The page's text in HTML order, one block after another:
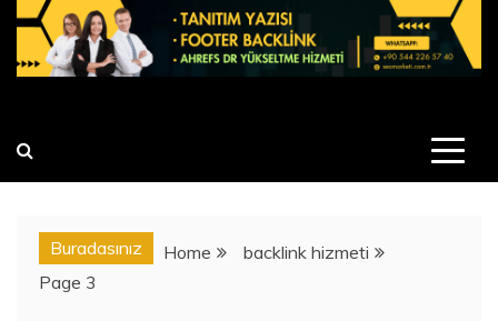
Buradasınız Home
backlink hizmeti
Page 3